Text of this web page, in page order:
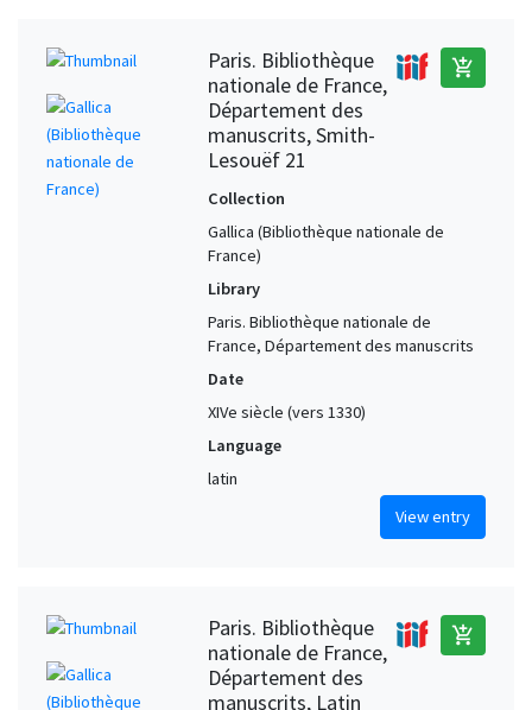
Paris. Bibliothèque
nationale de France,
Département des
manuscrits, Smith-
Lesouëf 21
add_shopping_cart
Collection
Gallica (Bibliothèque nationale de
France)
Library
Paris. Bibliothèque nationale de
France, Département des manuscrits
Date
XIVe siècle (vers 1330)
Language
latin
View entry
Paris. Bibliothèque
nationale de France,
Département des
manuscrits, Latin
add_shopping_cart